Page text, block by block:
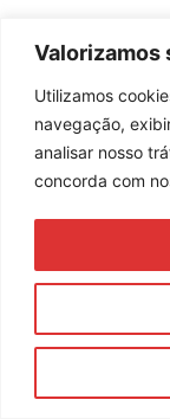
Valorizamos
Utilizamos
navegação,
analisar nosso
concorda com
© 2023